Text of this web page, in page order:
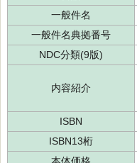
一般件名
一般件名典拠番号
NDC分類(9版)
内容紹介
ISBN
ISBN13桁